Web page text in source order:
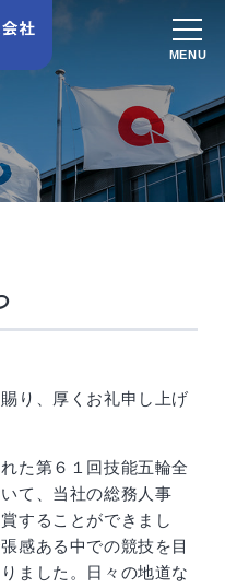
り、厚くお礼申し上げ
た第６１回技能五輪全
て、当社の総務人事
することができまし
感ある中での競技を目
ました。日々の地道な